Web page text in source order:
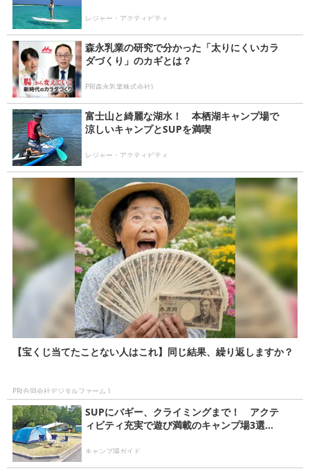
レジャー・アクティビティ
森永乳業の研究で分かった「太りにくいカラ
ダづくり」のカギとは？
PR(森永乳業株式会社)
富士山と綺麗な湖水！ 本栖湖キャンプ場で
涼しいキャンプとSUPを満喫
レジャー・アクティビティ
【宝くじ当てたことない人はこれ】同じ結果、繰り返しますか？
PR(合同会社デジタルファーム )
SUPにバギー、クライミングまで！ アクテ
ィビティ充実で遊び満載のキャンプ場3選...
キャンプ場ガイド